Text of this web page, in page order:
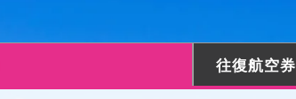
往復航空券